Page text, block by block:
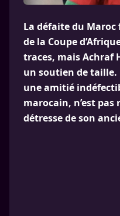
La défaite du Maroc
de la Coupe
traces, mais Achraf
un soutien de taille.
une amitié
marocain, n’est pas
détresse de son